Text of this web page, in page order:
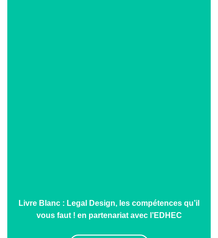
Livre Blanc : Legal Design, les compétences qu’il
vous faut ! en partenariat avec l’EDHEC